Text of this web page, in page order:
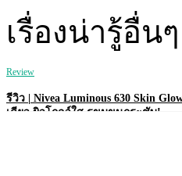
เรื่องน่ารู้อื่นๆ
Review
รีวิว | Nivea Luminous 630 Skin
เดียว ผิวโกลว์ใส รูขุมขนกระชับ!